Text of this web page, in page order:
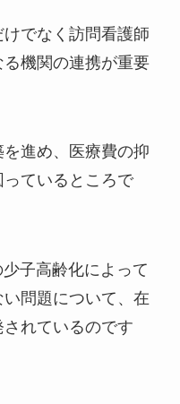
でなく訪問看護師
機関の連携が重要
進め、医療費の抑
ているところで
少子高齢化によって
問題について、在
れているのです